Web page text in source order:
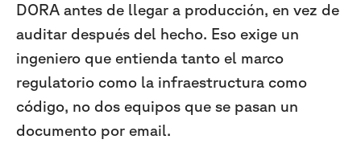
DORA antes de llegar a producción, en vez de
auditar después del hecho. Eso exige un
ingeniero que entienda tanto el marco
regulatorio como la infraestructura como
código, no dos equipos que se pasan un
documento por email.